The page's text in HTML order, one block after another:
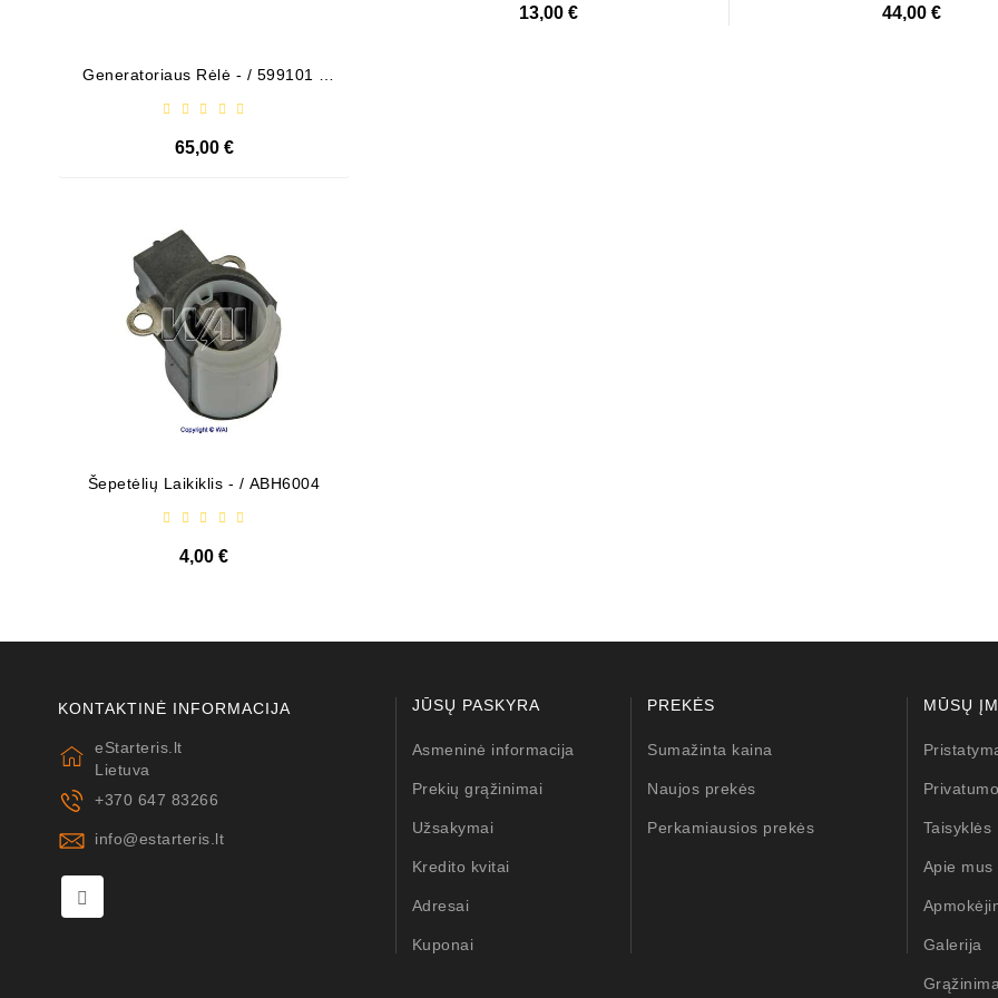
Generatoriaus Rėlė - / 599101 (
65,00 €
Šepetėlių Laikiklis - / ABH6004
4,00 €
13,00 € 44,00 €
KONTAKTINĖ INFORMACIJA
eStarteris.lt
Lietuva
+370 647 83266
info@estarteris.lt
JŪSŲ PASKYRA
Asmeninė informacija
Prekių grąžinimai
Užsakymai
Kredito kvitai
Adresai
Kuponai
PREKĖS
Sumažinta kaina
Naujos prekės
Perkamiausios prekės
MŪSŲ
Taisyklės
Apie mus
Galerija